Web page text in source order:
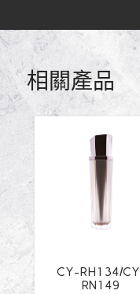
相關產品
CY-RH134/
RN149